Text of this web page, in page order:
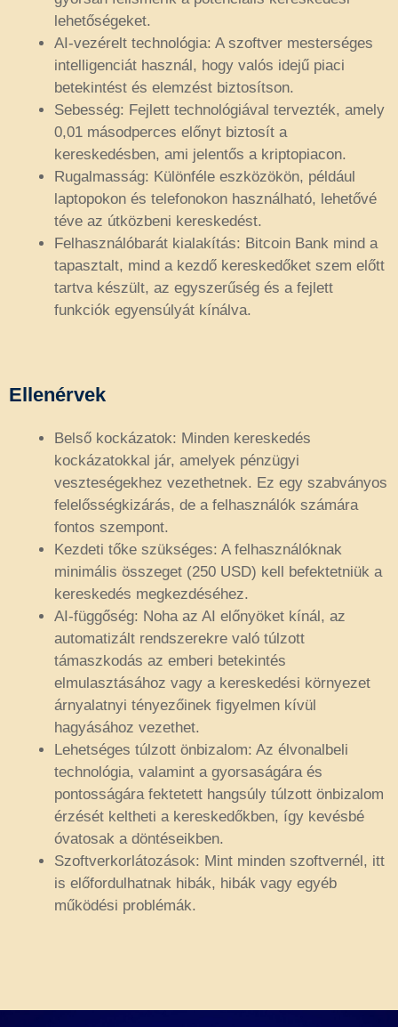
lehetőségeket.
AI-vezérelt technológia: A szoftver mesterséges
intelligenciát használ, hogy valós idejű piaci
betekintést és elemzést biztosítson.
Sebesség: Fejlett technológiával tervezték, amely
0,01 másodperces előnyt biztosít a
kereskedésben, ami jelentős a kriptopiacon.
Rugalmasság: Különféle eszközökön, például
laptopokon és telefonokon használható, lehetővé
téve az útközbeni kereskedést.
Felhasználóbarát kialakítás: Bitcoin Bank mind a
tapasztalt, mind a kezdő kereskedőket szem előtt
tartva készült, az egyszerűség és a fejlett
funkciók egyensúlyát kínálva.
Ellenérvek
Belső kockázatok: Minden kereskedés
kockázatokkal jár, amelyek pénzügyi
veszteségekhez vezethetnek. Ez egy szabványos
felelősségkizárás, de a felhasználók számára
fontos szempont.
Kezdeti tőke szükséges: A felhasználóknak
minimális összeget (250 USD) kell befektetniük a
kereskedés megkezdéséhez.
AI-függőség: Noha az AI előnyöket kínál, az
automatizált rendszerekre való túlzott
támaszkodás az emberi betekintés
elmulasztásához vagy a kereskedési környezet
árnyalatnyi tényezőinek figyelmen kívül
hagyásához vezethet.
Lehetséges túlzott önbizalom: Az élvonalbeli
technológia, valamint a gyorsaságára és
pontosságára fektetett hangsúly túlzott önbizalom
érzését keltheti a kereskedőkben, így kevésbé
óvatosak a döntéseikben.
Szoftverkorlátozások: Mint minden szoftvernél, itt
is előfordulhatnak hibák, hibák vagy egyéb
működési problémák.